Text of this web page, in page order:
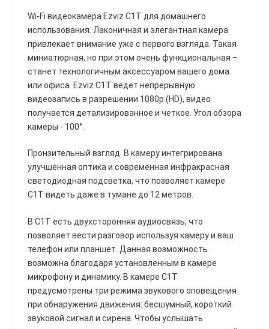
Wi-Fi видеокамера Ezviz C1T для домашнего
использования. Лаконичная и элегантная камера
привлекает внимание уже с первого взгляда. Такая
миниатюрная, но при этом очень функциональная –
станет технологичным аксессуаром вашего дома
или офиса. Ezviz C1T ведет непрерывную
видеозапись в разрешении 1080p (HD), видео
получается детализированное и четкое. Угол обзора
камеры - 100°.
Пронзительный взгляд. В камеру интегрирована
улучшенная оптика и современная инфракрасная
светодиодная подсветка, что позволяет камере
С1T видеть даже в тумане до 12 метров.
В C1T есть двухсторонняя аудиосвязь, что
позволяет вести разговор используя камеру и ваш
телефон или планшет. Данная возможность
возможна благодаря установленным в камере
микрофону и динамику. В камере C1T
предусмотрены три режима звукового оповещения
при обнаружения движения: бесшумный, короткий
звуковой сигнал и сирена. Чтобы услышать